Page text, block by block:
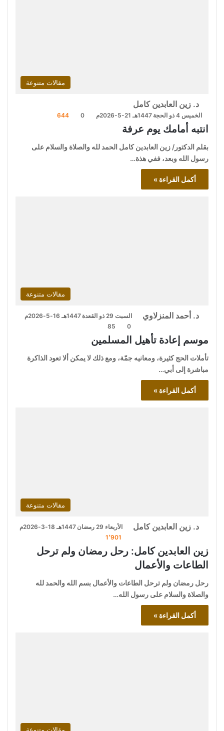
مقالات متنوعة
د. زين العابدين كامل
الخميس 4 ذو الحجة 1447هـ 21-5-2026م 0
644
انتبه أمامك يوم عرفة
بقلم الدكتور/ زين العابدين كامل الحمد لله والصلاة والسلام على
رسول الله وبعد، ففي هذة…
أكمل القراءة »
مقالات متنوعة
د. أحمد المنزلاوي
السبت 29 ذو القعدة 1447هـ 16-5-2026م
0
85
موسم إعادة تأهيل المسلمين
تأملات الحج كثيرة، ومعانيه جمّة، ومع ذلك لا يمكن ألا تعود الذاكرة
مباشرة إلى أبي…
أكمل القراءة »
مقالات متنوعة
د. زين العابدين كامل
الأربعاء 29 رمضان 1447هـ 18-3-2026م
1٬901
زين العابدين كامل: رحل رمضان ولم ترحل
الطاعات والأعمال
رحل رمضان ولم ترحل الطاعات والأعمال بسم الله والحمد لله
والصلاة والسلام على رسول الله…
أكمل القراءة »